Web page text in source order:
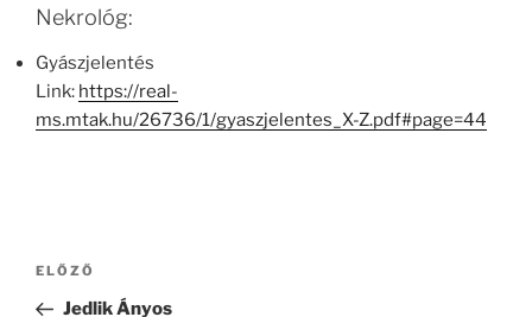
Nekrológ:
Gyászjelentés
Link: https://real-
ms.mtak.hu/26736/1/gyaszjelentes_X-Z.pdf#page=44
Bejegyzés
navigáció
Korábbi
bejegyzés
ELŐZŐ
Jedlik Ányos